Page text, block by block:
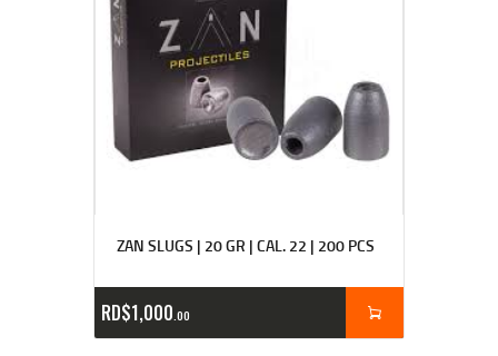
ZAN SLUGS | 20 GR | CAL. 22 | 200 PCS
RD$1,000 00